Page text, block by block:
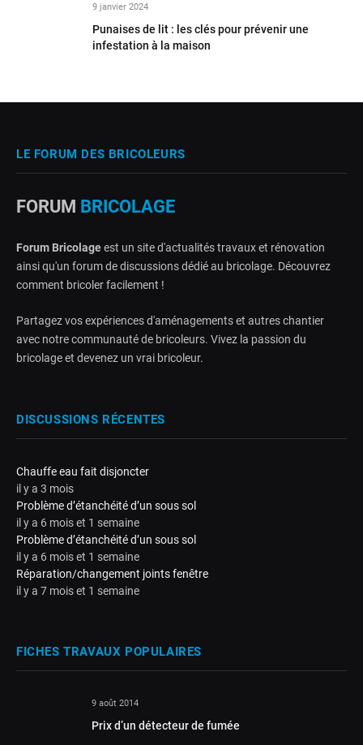
9 janvier 2024
Punaises de lit : les clés pour prévenir une
infestation à la maison
LE FORUM DES BRICOLEURS
FORUM BRICOLAGE
Forum Bricolageest un site d'actualités travaux et rénovation
ainsi qu'un forum de discussions dédié au bricolage. Découvrez
comment bricoler facilement !
Partagez vos expériences d'aménagements et autres chantier
avec notre communauté de bricoleurs. Vivez la passion du
bricolage et devenez un vrai bricoleur.
DISCUSSIONS RÉCENTES
Chauffe eau fait disjoncter
il y a 3 mois
Problème d’étanchéité d’un sous sol
il y a 6 mois et 1 semaine
Problème d’étanchéité d’un sous sol
il y a 6 mois et 1 semaine
Réparation/changement joints fenêtre
il y a 7 mois et 1 semaine
FICHES TRAVAUX POPULAIRES
9 août 2014
Prix d’un détecteur de fumée